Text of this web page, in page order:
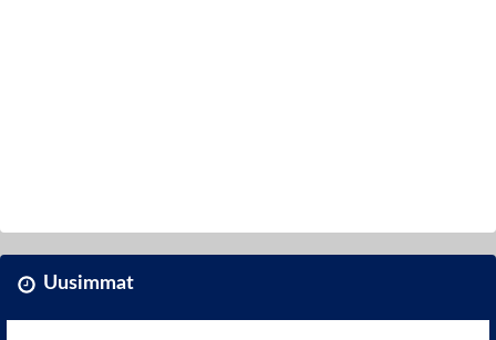
Uusimmat